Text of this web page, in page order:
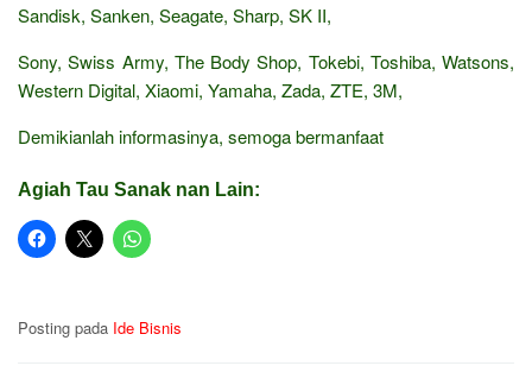
Sandisk, Sanken, Seagate, Sharp, SK II,
Sony, Swiss Army, The Body Shop, Tokebi, Toshiba, Watsons,
Western Digital, Xiaomi, Yamaha, Zada, ZTE, 3M,
Demikianlah informasinya, semoga bermanfaat
Agiah Tau Sanak nan Lain:
Posting pada Ide Bisnis